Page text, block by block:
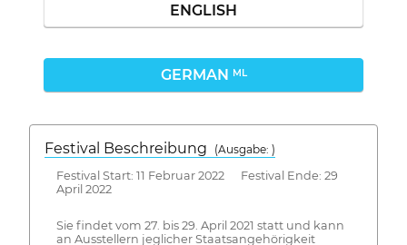
ENGLISH
GERMAN ML
Festival Beschreibung
(Ausgabe: )
Festival Start: 11 Februar 2022 Festival Ende: 29
April 2022
Sie findet vom 27. bis 29. April 2021 statt und kann
an Ausstellern jeglicher Staatsangehörigkeit